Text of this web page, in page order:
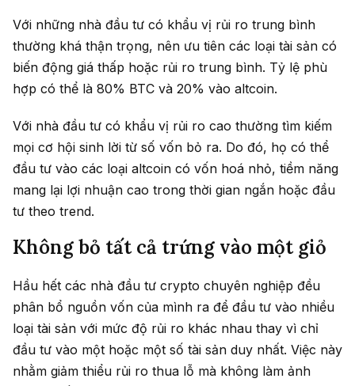
Với những nhà đầu tư có khẩu vị rủi ro trung bình
thường khá thận trọng, nên ưu tiên các loại tài sản có
biến động giá thấp hoặc rủi ro trung bình. Tỷ lệ phù
hợp có thể là 80% BTC và 20% vào altcoin.
Với nhà đầu tư có khẩu vị rủi ro cao thường tìm kiếm
mọi cơ hội sinh lời từ số vốn bỏ ra. Do đó, họ có thể
đầu tư vào các loại altcoin có vốn hoá nhỏ, tiềm năng
mang lại lợi nhuận cao trong thời gian ngắn hoặc đầu
tư theo trend.
Không bỏ tất cả trứng vào một giỏ
Hầu hết các nhà đầu tư crypto chuyên nghiệp đều
phân bổ nguồn vốn của mình ra để đầu tư vào nhiều
loại tài sản với mức độ rủi ro khác nhau thay vì chỉ
đầu tư vào một hoặc một số tài sản duy nhất. Việc này
nhằm giảm thiểu rủi ro thua lỗ mà không làm ảnh